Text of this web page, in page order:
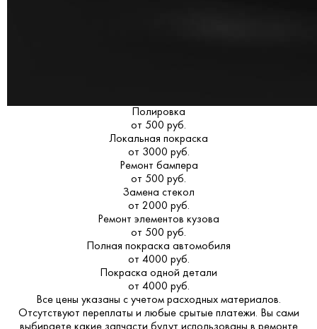
Полировка
от 500 руб.
Локальная покраска
от 3000 руб.
Ремонт бампера
от 500 руб.
Замена стекол
от 2000 руб.
Ремонт элементов кузова
от 500 руб.
Полная покраска автомобиля
от 4000 руб.
Покраска одной детали
от 4000 руб.
Все цены указаны с учетом расходных материалов.
Отсутствуют переплаты и любые срытые платежи. Вы сами